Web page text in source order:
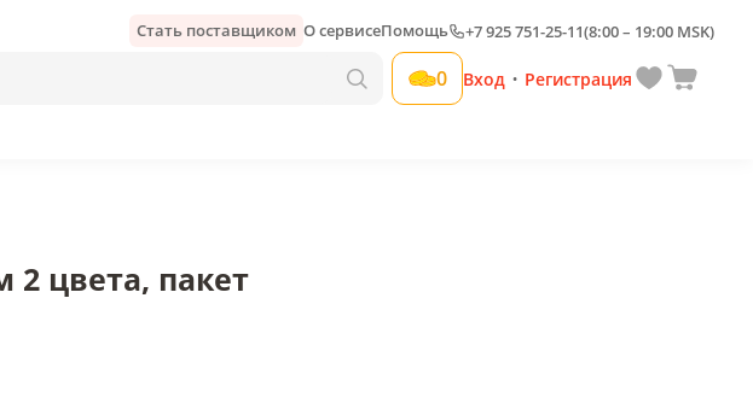
Стать поставщиком О сервисеПомощь +7 925 751-25-11(8:00 – 19:00 MSK)
0 Вход • Регистрация
Добавить свою наценку
2 цвета, пакет